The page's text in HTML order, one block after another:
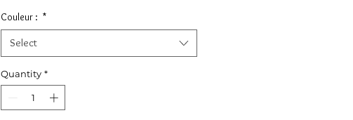
Couleur : *
Select
Quantity *